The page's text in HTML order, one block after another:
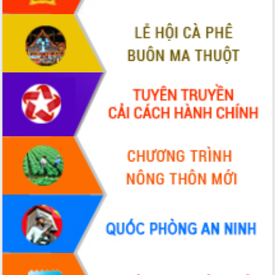
sầu riêng tại Đắk Lắk
Trình diễn nghệ thuật chế biến các
món ăn từ sầu riêng
Đắk Lắk công bố Quy hoạch và xúc
tiến đầu tư tỉnh
Ngành cá ngừ Đắk Lắk chủ động thích
ứng để giữ vững thị trường xuất khẩu
Diễn đàn Kinh tế tư nhân Việt Nam đột
phá cơ chế - Hợp tác công tư
Đề án 06 tạo bước ngoặt đột phá trong
cải cách hành chính tỉnh Đắk Lắk
Kết nối tour, đẩy mạnh chuyển đổi số
để phát triển du lịch Đắk Lắk
Khởi động Dự án Đầu tư xây dựng hạ
tầng kỹ thuật Cụm công nghiệp Tân
Gặp mặt các cơ quan báo chí nhân Kỷ
niệm 101 năm Ngày Báo chí Cách
mạng Việt Nam
Đắk Lắk sơ kết 4 năm triển khai thực